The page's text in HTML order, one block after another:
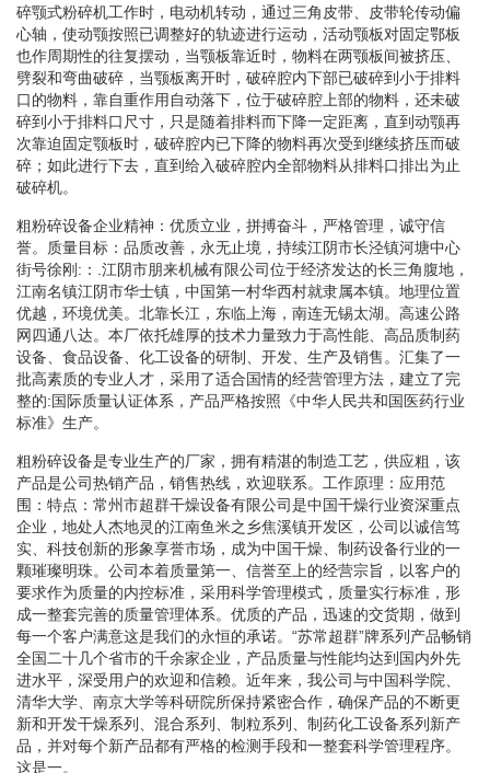
碎颚式粉碎机工作时，电动机转动，通过三角皮带、皮带轮传动偏
心轴，使动颚按照已调整好的轨迹进行运动，活动颚板对固定鄂板
也作周期性的往复摆动，当颚板靠近时，物料在两颚板间被挤压、
劈裂和弯曲破碎，当颚板离开时，破碎腔内下部已破碎到小于排料
口的物料，靠自重作用自动落下，位于破碎腔上部的物料，还未破
碎到小于排料口尺寸，只是随着排料而下降一定距离，直到动颚再
次靠迫固定颚板时，破碎腔内已下降的物料再次受到继续挤压而破
碎；如此进行下去，直到给入破碎腔内全部物料从排料口排出为止
破碎机。
粗粉碎设备企业精神：优质立业，拼搏奋斗，严格管理，诚守信
誉。质量目标：品质改善，永无止境，持续江阴市长泾镇河塘中心
街号徐刚:：.江阴市朋来机械有限公司位于经济发达的长三角腹地，
江南名镇江阴市华士镇，中国第一村华西村就隶属本镇。地理位置
优越，环境优美。北靠长江，东临上海，南连无锡太湖。高速公路
网四通八达。本厂依托雄厚的技术力量致力于高性能、高品质制药
设备、食品设备、化工设备的研制、开发、生产及销售。汇集了一
批高素质的专业人才，采用了适合国情的经营管理方法，建立了完
整的:国际质量认证体系，产品严格按照《中华人民共和国医药行业
标准》生产。
粗粉碎设备是专业生产的厂家，拥有精湛的制造工艺，供应粗，该
产品是公司热销产品，销售热线，欢迎联系。工作原理：应用范
围：特点：常州市超群干燥设备有限公司是中国干燥行业资深重点
企业，地处人杰地灵的江南鱼米之乡焦溪镇开发区，公司以诚信笃
实、科技创新的形象享誉市场，成为中国干燥、制药设备行业的一
颗璀璨明珠。公司本着质量第一、信誉至上的经营宗旨，以客户的
要求作为质量的内控标准，采用科学管理模式，质量实行标准，形
成一整套完善的质量管理体系。优质的产品，迅速的交货期，做到
每一个客户满意这是我们的永恒的承诺。“苏常超群”牌系列产品畅销
全国二十几个省市的千余家企业，产品质量与性能均达到国内外先
进水平，深受用户的欢迎和信赖。近年来，我公司与中国科学院、
清华大学、南京大学等科研院所保持紧密合作，确保产品的不断更
新和开发干燥系列、混合系列、制粒系列、制药化工设备系列新产
品，并对每个新产品都有严格的检测手段和一整套科学管理程序。
这是一。